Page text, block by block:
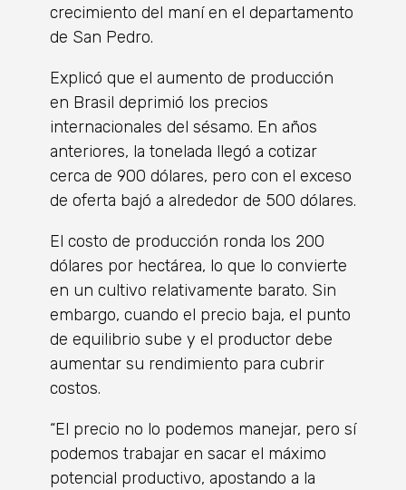
crecimiento del maní en el departamento
de San Pedro.
Explicó que el aumento de producción
en Brasil deprimió los precios
internacionales del sésamo. En años
anteriores, la tonelada llegó a cotizar
cerca de 900 dólares, pero con el exceso
de oferta bajó a alrededor de 500 dólares.
El costo de producción ronda los 200
dólares por hectárea, lo que lo convierte
en un cultivo relativamente barato. Sin
embargo, cuando el precio baja, el punto
de equilibrio sube y el productor debe
aumentar su rendimiento para cubrir
costos.
“El precio no lo podemos manejar, pero sí
podemos trabajar en sacar el máximo
potencial productivo, apostando a la